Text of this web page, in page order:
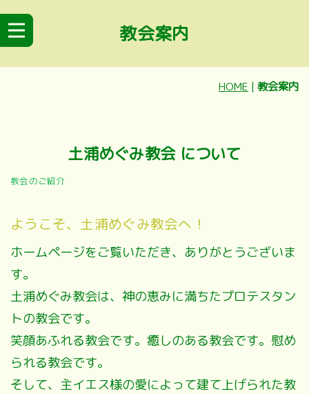
教会案内
HOME | 教会案内
土浦めぐみ教会 について
教会のご紹介
ようこそ、土浦めぐみ教会へ！
ホームページをご覧いただき、ありがとうございま
す。
土浦めぐみ教会は、神の恵みに満ちたプロテスタン
トの教会です。
笑顔あふれる教会です。癒しのある教会です。慰め
られる教会です。
そして、主イエス様の愛によって建て上げられた教